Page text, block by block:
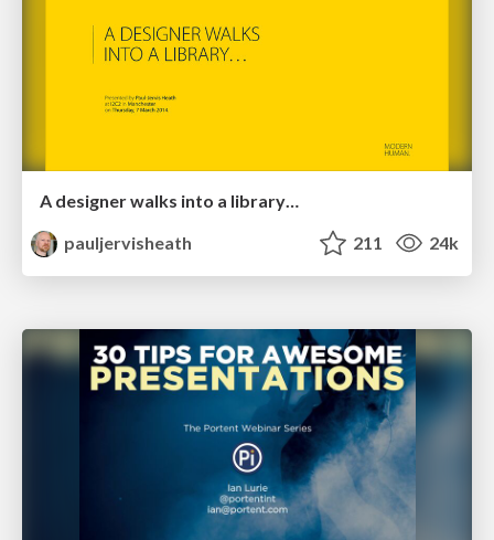
A designer walks into a library…
pauljervisheath
211 24k